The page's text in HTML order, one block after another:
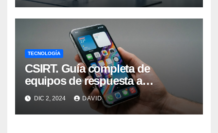
TECNOLOGÍA
CSIRT. Guía completa de
equipos de respuesta a
incidentes de seguridad
informática
DIC 2, 2024 DAVID